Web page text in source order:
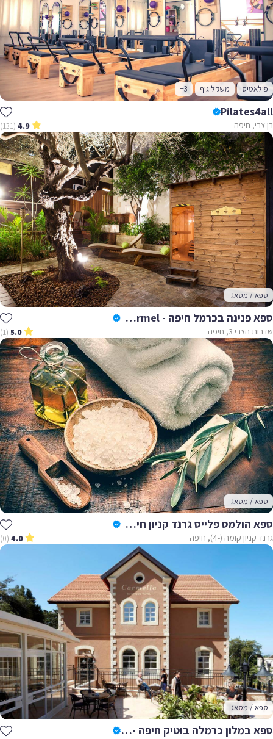
פילאטיס משקל גוף +3
Pilates4all
בן צבי, חיפה 4.9
(131)
ספא / מסאג'
ספא פנינה בכרמל חיפה - Pnina Bacarmel
שדרות הצבי 3, חיפה 5.0
(1)
ספא / מסאג'
ספא הולמס פלייס גרנד קניון חיפה -Holmes Place Haifa
גרנד קניון קומה (-4), חיפה 4.0
(0)
ספא / מסאג'
ספא במלון כרמלה בוטיק חיפה - Carmela Boutique